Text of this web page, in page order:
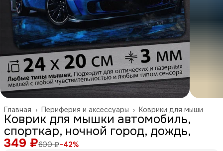
Коврики для мыши
Периферия и аксессуары ›
Главная ›
Коврик для мышки автомобиль,
спорткар, ночной город, дождь,
349 ₽600 ₽−42%